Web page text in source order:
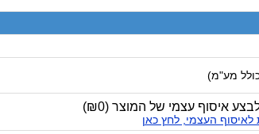
מע"מ)
לבצע איסוף עצמי של המוצר (
₪0
)
לאיסוף העצמי, לחץ כאן